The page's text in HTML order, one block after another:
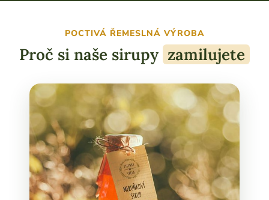
POCTIVÁ ŘEMESLNÁ VÝROBA
Proč si naše sirupy zamilujete